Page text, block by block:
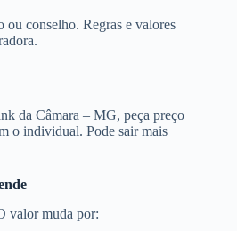
ou conselho. Regras e valores
da Câmara – MG, peça preço
o individual. Pode sair mais
valor muda por: